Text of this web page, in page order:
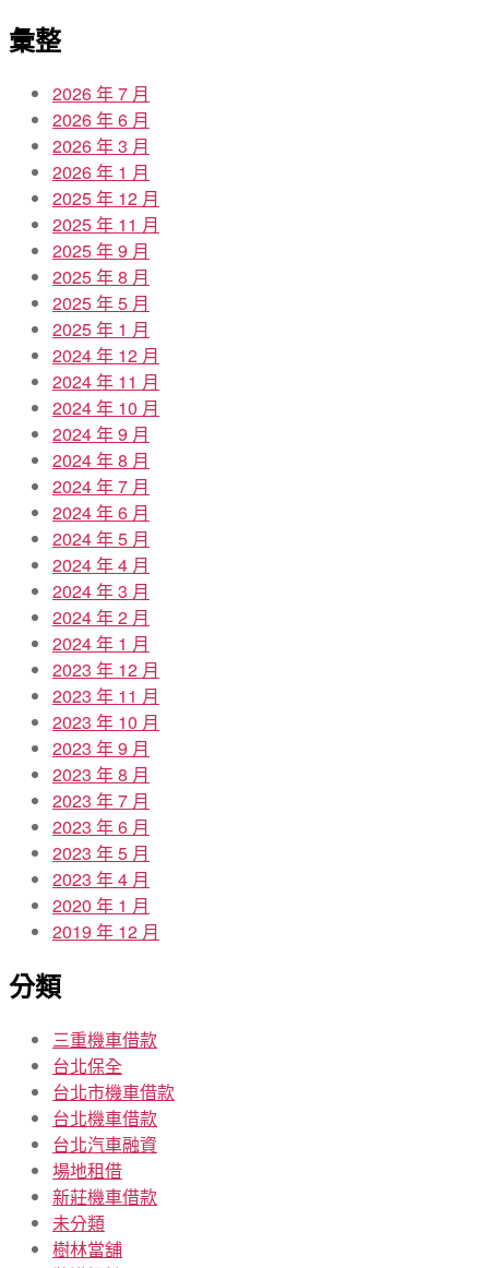
彙整
2026 年 7 月
2026 年 6 月
2026 年 3 月
2026 年 1 月
2025 年 12 月
2025 年 11 月
2025 年 9 月
2025 年 8 月
2025 年 5 月
2025 年 1 月
2024 年 12 月
2024 年 11 月
2024 年 10 月
2024 年 9 月
2024 年 8 月
2024 年 7 月
2024 年 6 月
2024 年 5 月
2024 年 4 月
2024 年 3 月
2024 年 2 月
2024 年 1 月
2023 年 12 月
2023 年 11 月
2023 年 10 月
2023 年 9 月
2023 年 8 月
2023 年 7 月
2023 年 6 月
2023 年 5 月
2023 年 4 月
2020 年 1 月
2019 年 12 月
分類
三重機車借款
台北保全
台北市機車借款
台北機車借款
台北汽車融資
場地租借
新莊機車借款
未分類
樹林當舖